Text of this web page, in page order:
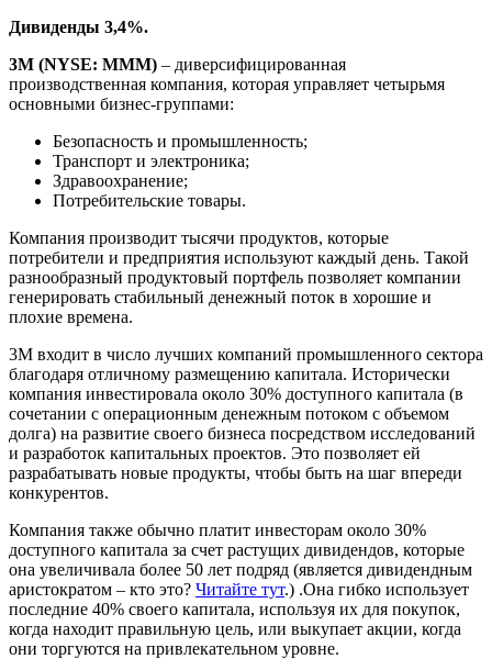
Дивиденды 3,4%.
3M (NYSE: MMM) – диверсифицированная
производственная компания, которая управляет четырьмя
основными бизнес-группами:
Безопасность и промышленность;
Транспорт и электроника;
Здравоохранение;
Потребительские товары.
Компания производит тысячи продуктов, которые
потребители и предприятия используют каждый день. Такой
разнообразный продуктовый портфель позволяет компании
генерировать стабильный денежный поток в хорошие и
плохие времена.
3M входит в число лучших компаний промышленного сектора
благодаря отличному размещению капитала. Исторически
компания инвестировала около 30% доступного капитала (в
сочетании с операционным денежным потоком с объемом
долга) на развитие своего бизнеса посредством исследований
и разработок капитальных проектов. Это позволяет ей
разрабатывать новые продукты, чтобы быть на шаг впереди
конкурентов.
Компания также обычно платит инвесторам около 30%
доступного капитала за счет растущих дивидендов, которые
она увеличивала более 50 лет подряд (является дивидендным
аристократом – кто это? Читайте тут.) .Она гибко использует
последние 40% своего капитала, используя их для покупок,
когда находит правильную цель, или выкупает акции, когда
они торгуются на привлекательном уровне.